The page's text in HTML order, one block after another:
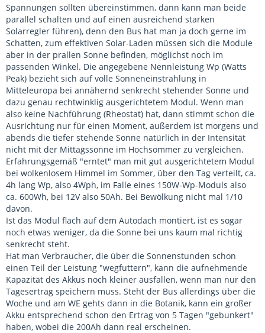
Spannungen sollten übereinstimmen, dann kann man beide
parallel schalten und auf einen ausreichend starken
Solarregler führen), denn den Bus hat man ja doch gerne im
Schatten, zum effektiven Solar-Laden müssen sich die Module
aber in der prallen Sonne befinden, möglichst noch im
passenden Winkel. Die angegebene Nennleistung Wp (Watts
Peak) bezieht sich auf volle Sonneneinstrahlung in
Mitteleuropa bei annähernd senkrecht stehender Sonne und
dazu genau rechtwinklig ausgerichtetem Modul. Wenn man
also keine Nachführung (Rheostat) hat, dann stimmt schon die
Ausrichtung nur für einen Moment, außerdem ist morgens und
abends die tiefer stehende Sonne natürlich in der Intensität
nicht mit der Mittagssonne im Hochsommer zu vergleichen.
Erfahrungsgemäß "erntet" man mit gut ausgerichtetem Modul
bei wolkenlosem Himmel im Sommer, über den Tag verteilt, ca.
4h lang Wp, also 4Wph, im Falle eines 150W-Wp-Moduls also
ca. 600Wh, bei 12V also 50Ah. Bei Bewölkung nicht mal 1/10
davon.
Ist das Modul flach auf dem Autodach montiert, ist es sogar
noch etwas weniger, da die Sonne bei uns kaum mal richtig
senkrecht steht.
Hat man Verbraucher, die über die Sonnenstunden schon
einen Teil der Leistung "wegfuttern", kann die aufnehmende
Kapazität des Akkus noch kleiner ausfallen, wenn man nur den
Tagesertrag speichern muss. Steht der Bus allerdings über die
Woche und am WE gehts dann in die Botanik, kann ein großer
Akku entsprechend schon den Ertrag von 5 Tagen "gebunkert"
haben, wobei die 200Ah dann real erscheinen.